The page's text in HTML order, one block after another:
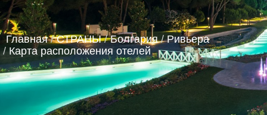
Главная / СТРАНЫ / Болгария / Ривьера
/ Карта расположения отелей
Болгария
Албена
Золотые пески
Регион Чайка
Солнечный день
Греция
о.Крит
Турция
Румыния
ОАЭ
НОВОСТИ
КОНТАКТЫ
АГЕНТСТВАМ
Туристическая лицензия
Транспортная лицензия